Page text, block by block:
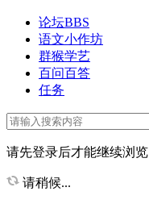
论坛BBS
语文小作坊
群猴学艺
百问百答
任务
请先登录后才能继续浏览
请稍候...